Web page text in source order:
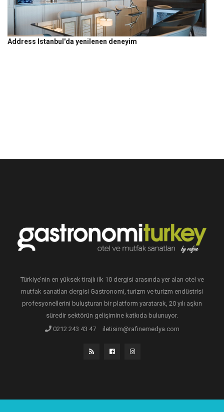
Address Istanbul'da yenilenen deneyim
Türkiye’nin en yüksek tirajlı ilk 10 dergisi arasında yer alan otel ve
mutfak sanatları dergisi Gastronomi, turizm ve turizm endüstrisi
profesyonellerini buluşturan bir platform yaratarak, 20 yılı aşkın
süredir sektörün gelişimine katkıda bulunuyor.
0212 243 43 47
iletisim@rafinemedya.com